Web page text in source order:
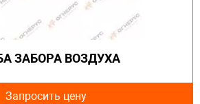
ЗАБОРА ВОЗДУХА
Запросить цену